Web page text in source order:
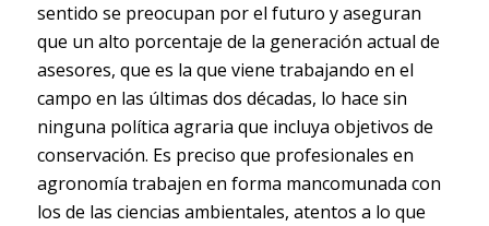
sentido se preocupan por el futuro y aseguran
que un alto porcentaje de la generación actual de
asesores, que es la que viene trabajando en el
campo en las últimas dos décadas, lo hace sin
ninguna política agraria que incluya objetivos de
conservación. Es preciso que profesionales en
agronomía trabajen en forma mancomunada con
los de las ciencias ambientales, atentos a lo que